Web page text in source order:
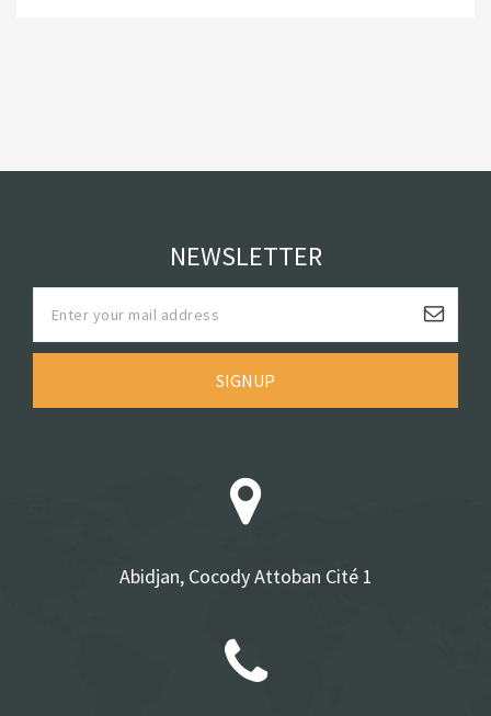
NEWSLETTER
SIGNUP
Abidjan, Cocody Attoban Cité 1